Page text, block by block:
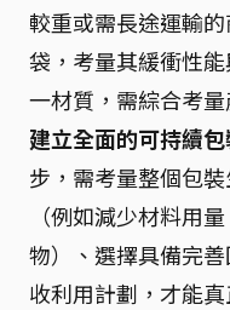
較重或需長途運輸
袋，考量其緩衝性
一材質，需綜合考
建立全面的可持續包
步，需考量整個包
（例如減少材料用
物）、選擇具備完
收利用計劃，才能